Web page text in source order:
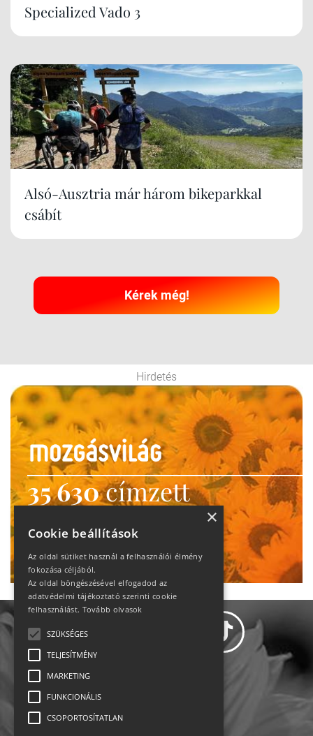
Specialized Vado 3
Alsó-Ausztria már három bikeparkkal
csábít
Kérek még!
Hirdetés
35 630címzett
heti motiváció
Ne maradj le!
Állásajánlatok
×
Cookie beállítások
Az oldal sütiket használ a felhasználói élmény
fokozása céljából.
Az oldal böngészésével elfogadod az
adatvédelmi tájékoztató szerinti cookie
felhasználást. Tovább olvasok
SZÜKSÉGES
TELJESÍTMÉNY
MARKETING
FUNKCIONÁLIS
CSOPORTOSÍTATLAN